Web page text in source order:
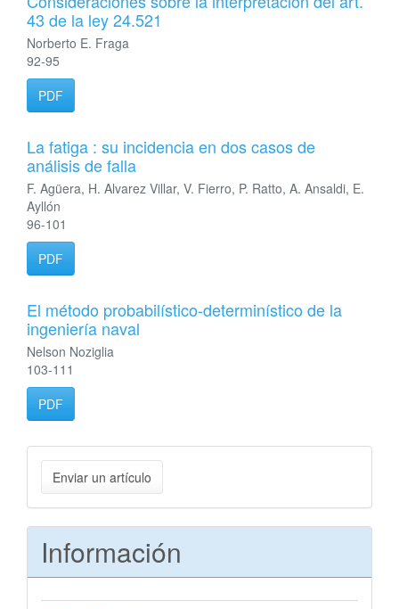
43 de la ley 24.521
Norberto E. Fraga
92-95
PDF
La fatiga : su incidencia en dos casos de
análisis de falla
F. Agüera, H. Alvarez Villar, V. Fierro, P. Ratto, A. Ansaldi, E.
Ayllón
96-101
PDF
El método probabilístico-determinístico de la
ingeniería naval
Nelson Noziglia
103-111
PDF
Enviar
un
artículo
Enviar un artículo
Información